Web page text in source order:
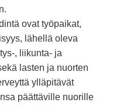
ovat työpaikat,
lähellä oleva
, liikunta- ja
lasten ja nuorten
ylläpitävät
päättäville nuorille